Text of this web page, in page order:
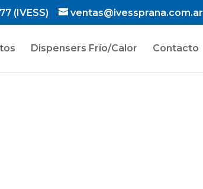
(IVESS) ventas@ivessprana.com.ar
Dispensers Frío/Calor Contacto